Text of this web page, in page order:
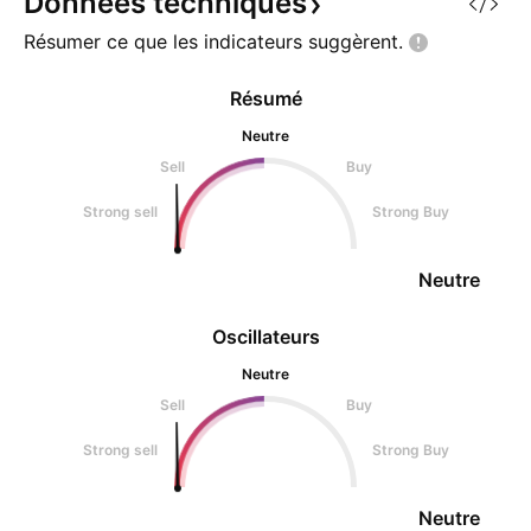
convaincante, ce scénario
Résumer ce que les indicateurs suggèrent.
Oscillateurs
Neutre
Sell
Buy
Strong sell Strong Buy
Neutre
Résumé
Neutre
Sell
Buy
Strong sell Strong Buy
Neutre